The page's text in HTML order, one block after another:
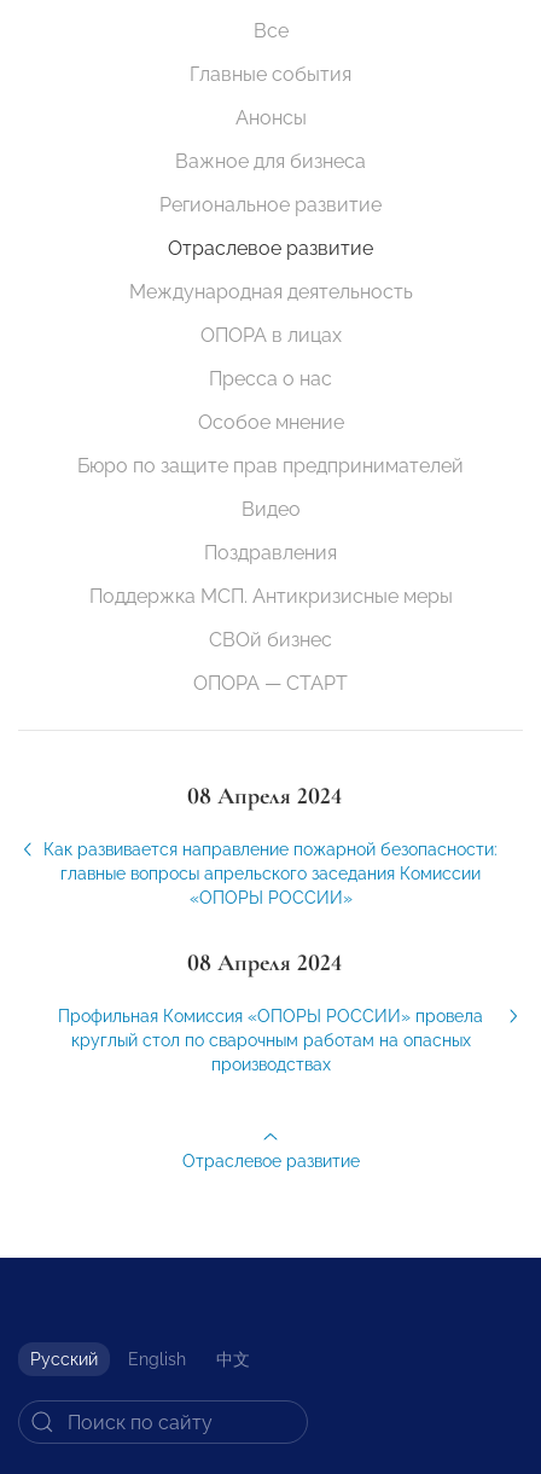
Все
Главные события
Анонсы
Важное для бизнеса
Региональное развитие
Отраслевое развитие
Международная деятельность
ОПОРА в лицах
Пресса о нас
Особое мнение
Бюро по защите прав предпринимателей
Видео
Поздравления
Поддержка МСП. Антикризисные меры
СВОй бизнес
ОПОРА — СТАРТ
08 Апреля 2024
Как развивается направление пожарной безопасности:
главные вопросы апрельского заседания Комиссии
«ОПОРЫ РОССИИ»
08 Апреля 2024
Профильная Комиссия «ОПОРЫ РОССИИ» провела
круглый стол по сварочным работам на опасных
производствах
Отраслевое развитие
Русский English 中文